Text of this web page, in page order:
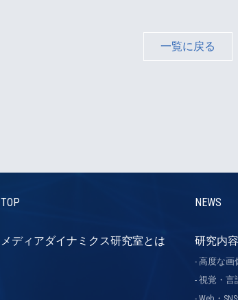
一覧に戻る
TOP NEWS
メディアダイナミクス研究室とは 研究内容
高度な画
視覚・言